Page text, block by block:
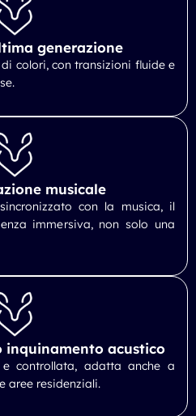
generazione
colori, con transizioni fluide e
musicale
con la musica, il
immersiva, non solo una
inquinamento acustico
controllata, adatta anche a
aree residenziali.